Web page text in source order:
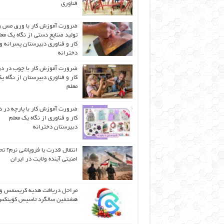
فناوری
ضرورت آموزش کار با ورق مس
تولید صنایع دستی از نگاه یک
کار و فناوری دبیرستان پسرانه و
دخترانه
ضرورت آموزش کار با چوب در
کار و فناوری دبیرستان از نگاه
معلم
ضرورت آموزش کار با پارچه
کار و فناوری از نگاه یک معلم
دبیرستان دخترانه
انتقال قدرت یا فروپاشی نرم؟
امنیتی آینده ولایت در ایران
مراحل دریافت هدیه کریسمس و
هشتمین سالگرد تاسیس